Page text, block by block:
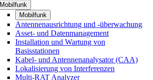
Mobilfunk
Mobilfunk
Antennenausrichtung und -überwachung
Asset- und Datenmanagement
Installation und Wartung von
Basisstationen
Kabel- und Antennenanalysator (CAA)
Lokalisierung von Interferenzen
Multi-RAT Analyzer